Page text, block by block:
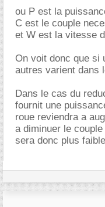
ou P est la
C est le couple
et W est la vitesse
On voit donc que si
autres varient dans
Dans le cas du
fournit une
roue reviendra a
a diminuer le
sera donc plus